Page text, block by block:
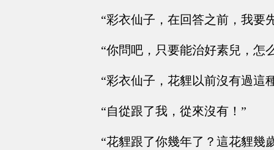
“彩衣仙子，在回答之前，我要
“你問吧，只要能治好素兒，怎
“彩衣仙子，花貍以前沒有過這
“自從跟了我，從來沒有！”
“花貍跟了你幾年了？這花貍幾